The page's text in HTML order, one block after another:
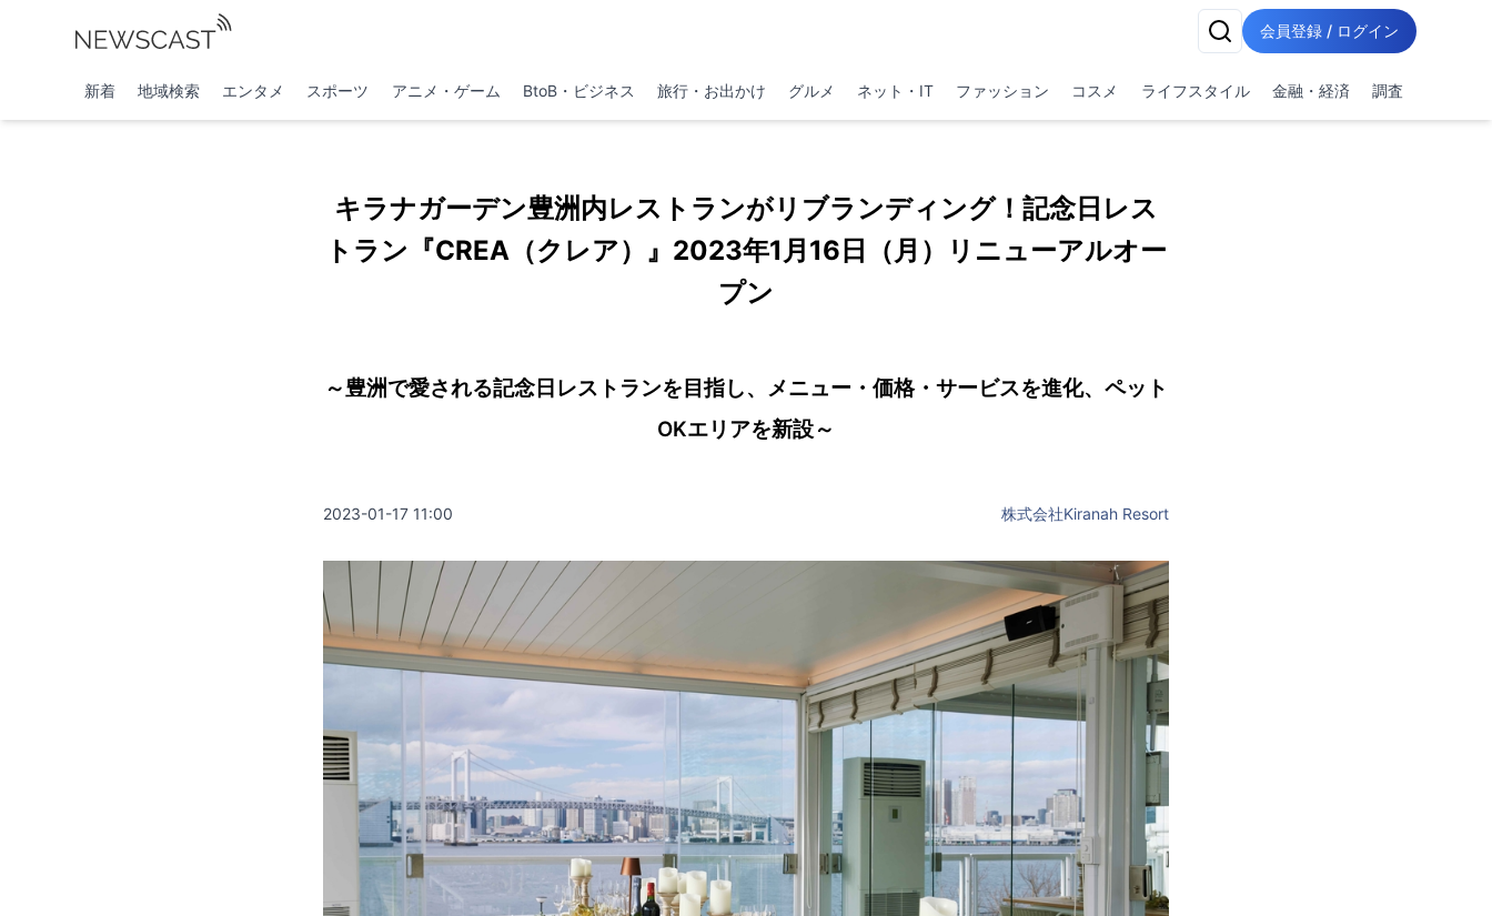
会員登録 / ログイン
新着 地域検索 エンタメ スポーツ アニメ・ゲーム BtoB・ビジネス 旅行・お出かけ グルメ ネット・IT ファッション コスメ ライフスタイル 金融・経済 調査
キラナガーデン豊洲内レストランがリブランディング！記念日レス
トラン『CREA（クレア）』2023年1月16日（月）リニューアルオー
プン
～豊洲で愛される記念日レストランを目指し、メニュー・価格・サービスを進化、ペット
OKエリアを新設～
2023-01-17 11:00 株式会社Kiranah Resort